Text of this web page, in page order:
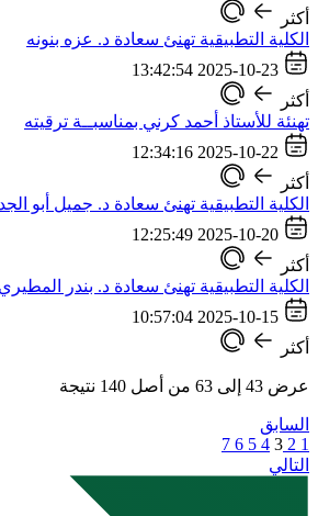
أكثر
الكلية التطبيقية تهنئ سعادة د. عزه بنونه
2025-10-23 13:42:54
أكثر
تهنئة للأستاذ أحمد كرني بمناسبــة ترقيته
2025-10-22 12:34:16
أكثر
الكلية التطبيقية تهنئ سعادة د. جميل أبو
2025-10-20 12:25:49
أكثر
الكلية التطبيقية تهنئ سعادة د. بندر المطيري
2025-10-15 10:57:04
أكثر
عرض 43 إلى 63 من أصل 140 نتيجة
السابق
1
2
3
4
5
6
7
التالي